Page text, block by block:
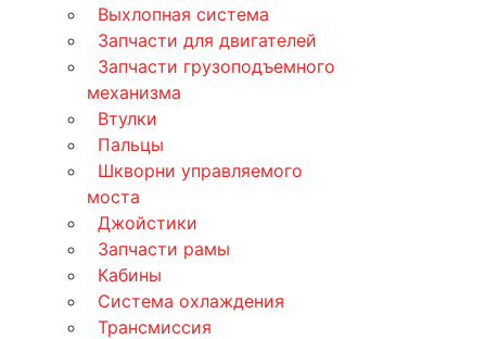
Выхлопная система
Запчасти для двигателей
Запчасти грузоподъемного
механизма
Втулки
Пальцы
Шкворни управляемого
моста
Джойстики
Запчасти рамы
Кабины
Система охлаждения
Трансмиссия